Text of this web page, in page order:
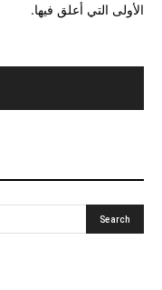
الأولى التي أعلق فيها.